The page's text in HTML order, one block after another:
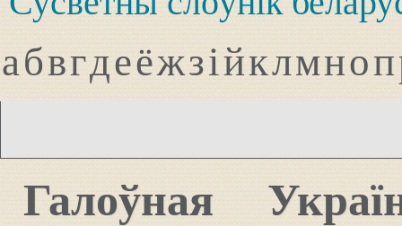
абвгдеёжзійклмноп
Галоўная